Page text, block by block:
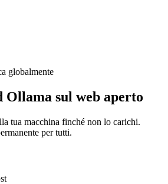
globalmente
sul web aperto
tua macchina finché non lo carichi.
per tutti.